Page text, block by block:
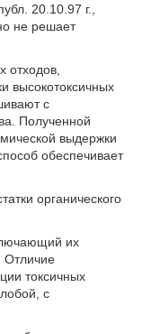
20.10.97 г.,
не решает
отходов,
высокотоксичных
с
Полученной
выдержки
обеспечивает
органического
их
Отличие
токсичных
с